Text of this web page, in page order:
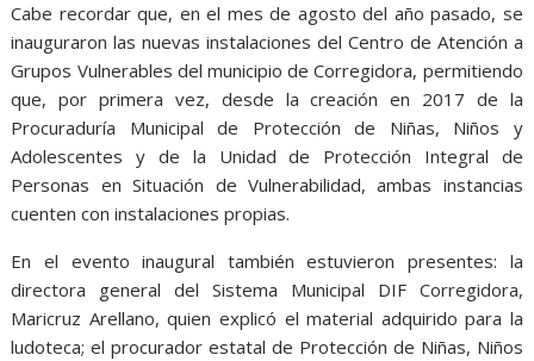
Cabe recordar que, en el mes de agosto del año pasado, se
inauguraron las nuevas instalaciones del Centro de Atención a
Grupos Vulnerables del municipio de Corregidora, permitiendo
que, por primera vez, desde la creación en 2017 de la
Procuraduría Municipal de Protección de Niñas, Niños y
Adolescentes y de la Unidad de Protección Integral de
Personas en Situación de Vulnerabilidad, ambas instancias
cuenten con instalaciones propias.
En el evento inaugural también estuvieron presentes: la
directora general del Sistema Municipal DIF Corregidora,
Maricruz Arellano, quien explicó el material adquirido para la
ludoteca; el procurador estatal de Protección de Niñas, Niños